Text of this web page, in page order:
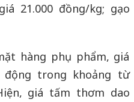
21.000 đồng/kg; gạo
hàng phụ phẩm, giá
động trong khoảng từ
giá tấm thơm dao